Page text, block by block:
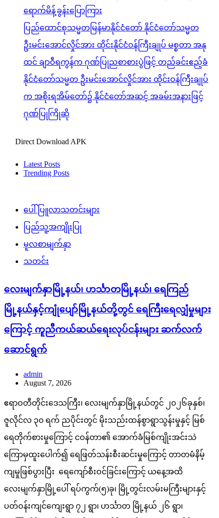
ရောက်မိန့်ခွန်းပြောကြား
ပြည်ထောင်စုသမ္မတမြန်မာနိုင်ငံတော် နိုင်ငံတော်သမ္မတ
ဦးမင်းအောင်လှိုင်အား ထိုင်းနိုင်ငံဝန်ကြီးချုပ် မစ္စတာ အနု
ထင် ချာဝီရကွန်က ဂုဏ်ပြုညစာစားပွဲဖြင့် တည်ခင်းဧည့်ခံ
နိုင်ငံတော်သမ္မတ ဦးမင်းအောင်လှိုင်အား ထိုင်းဝန်ကြီးချုပ်
က အစိုးရအိမ်တော်၌ နိုင်ငံတော်အဆင့် အခမ်းအနားဖြင့်
ဂုဏ်ပြုကြိုဆို
Direct Download APK
Latest Posts
Trending Posts
ပေါ်ပြူလာသတင်းများ
ပြည်သူ့အကျိုးပြု
မူလစာမျက်နှာ
သတင်း
လေးမျက်နှာမြို့နယ်၊ ဟင်္သာတမြို့နယ်၊ ရေကြည်
မြို့နယ်နှင့်ကျုံပျော်မြို့နယ်တို့တွင် ရေကြီးရေလျှံမှုများ
ကြောင့် ကူညီကယ်ဆယ်ရေးလုပ်ငန်းများ ဆက်လက်
ဆောင်ရွက်
admin
August 7, 2026
ဧရာဝတီတိုင်းဒေသကြီး၊ လေးမျက်နှာမြို့နယ်တွင် ၂၀၂၆ခုနှစ်၊
ဇူလိုင်လ ၃၀ ရက် ညပိုင်းတွင် မိုးသည်းထန်စွာရွာသွန်းမှုနှင့် မြစ်
ရေတိုက်စားမှုကြောင့် ငဝန်တာ၏ အောက်ခံမြစ်ကျိုးအင်းသဲ
ကြောမှထူးပေါက်၍ ရေဖြတ်သန်းစီးဆင်းမှုကြောင့် တာတမံနိမ့်
ကျမှုဖြစ်ပွားပြီး ရေကျော်စီးဝင်ခြင်းကြောင့် ယနေ့အထိ
လေးမျက်နှာမြို့ပေါ် ရပ်ကွက်(၅)ခု၊ မြို့တွင်းလမ်းမကြီးများနှင့်
ပတ်ဝန်းကျင်ကျေးရွာ ၇၂ ရွာ၊ ဟင်္သာတ မြို့နယ် ၂၆ ရွာ၊